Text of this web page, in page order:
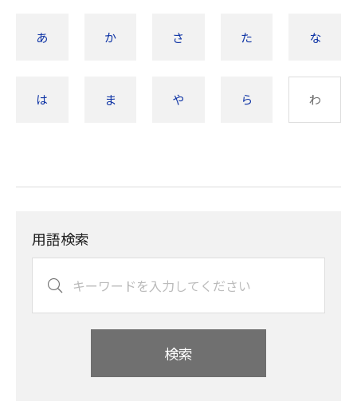
あ か さ た な
は ま や ら わ
用語検索
検索